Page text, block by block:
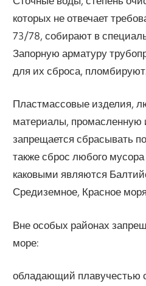
которых не отвечает
73/78, собирают в
Запорную арматуру
для их сброса,
Пластмассовые изделия,
материалы, промасленную
запрещается сбрасывать
также сброс любого
каковыми являются
Средиземное, Красное
Вне особых районах
море:
обладающий плавучестью